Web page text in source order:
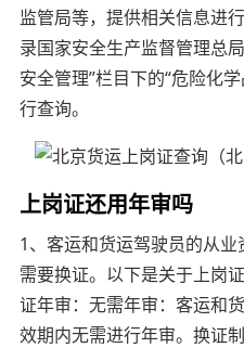
监管局等，提供相关信息进
录国家安全生产监督管理总
安全管理”栏目下的“危险化
行查询。
上岗证还用年审吗
1、客运和货运驾驶员的从
需要换证。以下是关于上岗
证年审：无需年审：客运和
效期内无需进行年审。换证